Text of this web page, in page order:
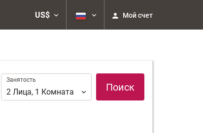
US$ Мой счет
Занятость
Занятость
2 Лица, 1 Комната Поиск